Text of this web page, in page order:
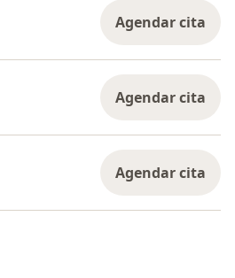
Agendar cita
Agendar cita
Agendar cita